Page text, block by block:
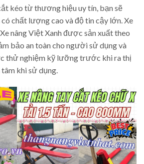
kéo từ thương hiệu uy tín, bạn sẽ
chất lượng cao và độ tin cậy lớn. Xe
nâng Việt Xanh được sản xuất theo
bảo an toàn cho người sử dụng và
thử nghiệm kỹ lưỡng trước khi ra thị
khi sử dụng.